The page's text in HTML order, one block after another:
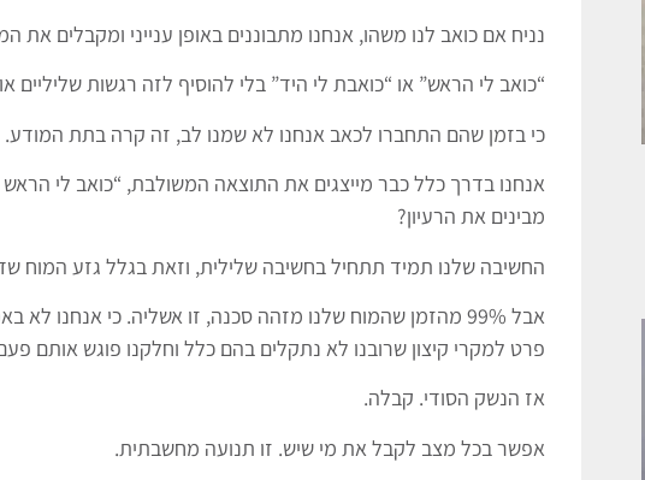
נניח אם כואב לנו משהו, אנחנו מתבוננים באופן ענייני ומקבלים את
“כואב לי הראש” או “כואבת לי היד” בלי להוסיף לזה רגשות שליליים
כי בזמן שהם התחברו לכאב אנחנו לא שמנו לב, זה קרה בתת המודע.
אנחנו בדרך כלל כבר מייצגים את התוצאה המשולבת, “כואב לי
מבינים את הרעיון?
החשיבה שלנו תמיד תתחיל בחשיבה שלילית, וזאת בגלל גזע המוח
אבל 99% מהזמן שהמוח שלנו מזהה סכנה, זו אשליה. כי
פרט למקרי קיצון שרובנו לא נתקלים בהם כלל וחלקנו פוגש אותם
אז הנשק הסודי. קבלה.
אפשר בכל מצב לקבל את מי שיש. זו תנועה מחשבתית.